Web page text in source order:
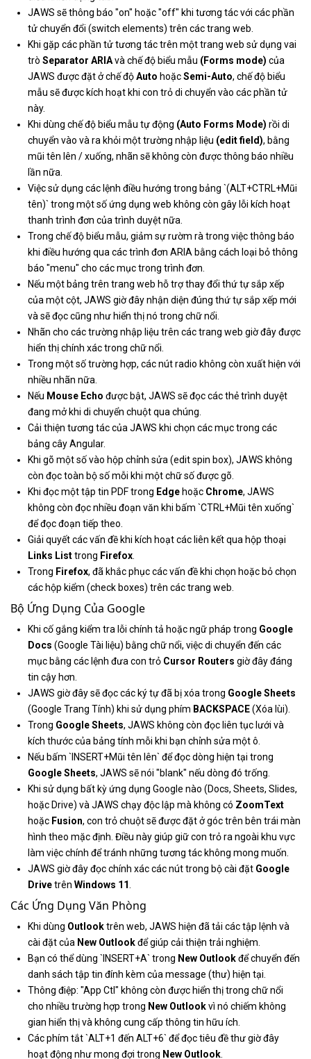
JAWS sẽ thông báo "on" hoặc "off" khi tương tác với các phần
tử chuyển đổi (switch elements) trên các trang web.
Khi gặp các phần tử tương tác trên một trang web sử dụng vai
trò Separator ARIAvà chế độ biểu mẫu (Forms mode) của
JAWS được đặt ở chế độAuto hoặcSemi-Auto, chế độ biểu
mẫu sẽ được kích hoạt khi con trỏ di chuyển vào các phần tử
này.
Khi dùng chế độ biểu mẫu tự động (Auto Forms Mode) rồi di
chuyển vào và ra khỏi một trường nhập liệu (edit field), bằng
mũi tên lên / xuống, nhãn sẽ không còn được thông báo nhiều
lần nữa.
Việc sử dụng các lệnh điều hướng trong bảng `(ALT+CTRL+Mũi
tên)` trong một số ứng dụng web không còn gây lỗi kích hoạt
thanh trình đơn của trình duyệt nữa.
Trong chế độ biểu mẫu, giảm sự rườm rà trong việc thông báo
khi điều hướng qua các trình đơn ARIA bằng cách loại bỏ thông
báo "menu" cho các mục trong trình đơn.
Nếu một bảng trên trang web hỗ trợ thay đổi thứ tự sắp xếp
của một cột, JAWS giờ đây nhận diện đúng thứ tự sắp xếp mới
và sẽ đọc cũng như hiển thị nó trong chữ nổi.
Nhãn cho các trường nhập liệu trên các trang web giờ đây được
hiển thị chính xác trong chữ nổi.
Trong một số trường hợp, các nút radio không còn xuất hiện với
nhiều nhãn nữa.
Nếu Mouse Echo được bật, JAWS sẽ đọc các thẻ trình duyệt
đang mở khi di chuyển chuột qua chúng.
Cải thiện tương tác của JAWS khi chọn các mục trong các
bảng cây Angular.
Khi gõ một số vào hộp chỉnh sửa (edit spin box), JAWS không
còn đọc toàn bộ số mỗi khi một chữ số được gõ.
Khi đọc một tập tin PDF trong Edge hoặc Chrome, JAWS
không còn đọc nhiều đoạn văn khi bấm `CTRL+Mũi tên xuống`
để đọc đoạn tiếp theo.
Giải quyết các vấn đề khi kích hoạt các liên kết qua hộp thoại
Links Listtrong Firefox
Trong Firefox, đã khắc phục các vấn đề khi chọn hoặc bỏ chọn
các hộp kiểm (check boxes) trên các trang web.
Bộ Ứng Dụng Của Google
Khi cố gắng kiểm tra lỗi chính tả hoặc ngữ pháp trong Google
Docs (Google Tài liệu) bằng chữ nổi, việc di chuyển đến các
mục bằng các lệnh đưa con trỏ Cursor Routers giờ đây đáng
tin cậy hơn.
JAWS giờ đây sẽ đọc các ký tự đã bị xóa trong Google Sheets
(Google Trang Tính) khi sử dụng phím BACKSPACE(Xóa lùi).
Trong Google Sheets, JAWS không còn đọc liên tục lưới và
kích thước của bảng tính mỗi khi bạn chỉnh sửa một ô.
Nếu bấm `INSERT+Mũi tên lên` để đọc dòng hiện tại trong
Google Sheets, JAWS sẽ nói "blank" nếu dòng đó trống.
Khi sử dụng bất kỳ ứng dụng Google nào (Docs, Sheets, Slides,
hoặc Drive) và JAWS chạy độc lập mà không có ZoomText
hoặc Fusion, con trỏ chuột sẽ được đặt ở góc trên bên trái màn
hình theo mặc định. Điều này giúp giữ con trỏ ra ngoài khu vực
làm việc chính để tránh những tương tác không mong muốn.
JAWS giờ đây đọc chính xác các nút trong bộ cài đặt Google
Drivetrên Windows 11
Các Ứng Dụng Văn Phòng
Khi dùng Outlooktrên web, JAWS hiện đã tải các tập lệnh và
cài đặt của New Outlookđể giúp cải thiện trải nghiệm.
Bạn có thể dùng `INSERT+A` trong New Outlookđể chuyển đến
danh sách tập tin đính kèm của message (thư) hiện tại.
Thông điệp: "App Ctl" không còn được hiển thị trong chữ nổi
cho nhiều trường hợp trong New Outlookvì nó chiếm không
gian hiển thị và không cung cấp thông tin hữu ích.
Các phím tắt `ALT+1 đến ALT+6` để đọc tiêu đề thư giờ đây
hoạt động như mong đợi trong New Outlook